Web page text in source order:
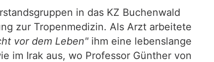
in das KZ Buchenwald
zur Tropenmedizin. Als Arzt arbeitete
vor dem Leben" ihm eine lebenslange
im Irak aus, wo Professor Günther von